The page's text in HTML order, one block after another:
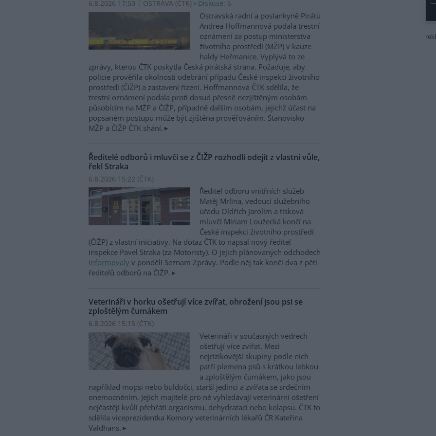
6.8.2026 17:50 | OSTRAVA (ČTK) Diskuse: 5
Ostravská radní a poslankyně Pirátů
Andrea Hoffmannová podala trestní
oznámení za postup ministerstva
životního prostředí (MŽP) v kauze
haldy Heřmanice. Vyplývá to ze
zprávy, kterou ČTK poskytla Česká pirátská strana. Požaduje, aby
policie prověřila okolnosti odebrání případu České inspekci životního
prostředí (ČIŽP) a zastavení řízení. Hoffmannová ČTK sdělila, že
trestní oznámení podala proti dosud přesně nezjištěným osobám
působícím na MŽP a ČIŽP, případně dalším osobám, jejichž účast na
popsaném postupu může být zjištěna prověřováním. Stanovisko
MŽP a ČIŽP ČTK shání.
Ředitelé odborů i mluvčí se z ČIŽP rozhodli odejít z vlastní vůle,
řekl Straka
6.8.2026 15:22 (ČTK)
Ředitel odboru vnitřních služeb
Matěj Mrlina, vedoucí služebního
úřadu Oldřich Jarolím a tisková
mluvčí Miriam Loužecká končí na
České inspekci životního prostředí
(ČIŽP) z vlastní iniciativy. Na dotaz ČTK to napsal nový ředitel
inspekce Pavel Straka (za Motoristy). O jejich plánovaných odchodech
informovaly v pondělí Seznam Zprávy. Podle něj tak končí dva z pěti
ředitelů odborů na ČIŽP.
Veterináři v horku ošetřují více zvířat, ohrožení jsou psi se
zploštělým čumákem
6.8.2026 15:15 (ČTK)
Veterináři v současných vedrech
ošetřují více zvířat. Mezi
nejrizikovější skupiny podle nich
patří plemena psů s krátkou lebkou
a zploštělým čumákem, jako jsou
například mopsi nebo buldočci, starší jedinci a zvířata se srdečním
onemocněním. Jejich majitelé pro ně vyhledávají veterinární ošetření
nejčastěji kvůli přehřátí organismu, dehydrataci nebo kolapsu. ČTK to
sdělila viceprezidentka Komory veterinárních lékařů ČR Kateřina
Valdhans.